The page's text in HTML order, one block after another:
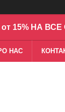
15% НА ВСЕ
НАС